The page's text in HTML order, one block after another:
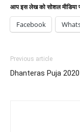
आप इस लेख को सोशल मीडिया
Facebook
Previous article
Dhanteras Puja 2020